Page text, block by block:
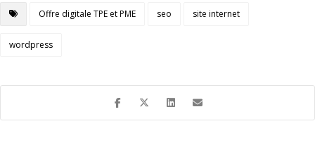
Offre digitale TPE et PME seo site internet
wordpress